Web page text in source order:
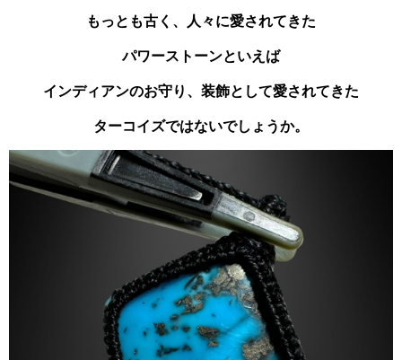
もっとも古く、人々に愛されてきた
パワーストーンといえば
インディアンのお守り、装飾として愛されてきた
ターコイズではないでしょうか。